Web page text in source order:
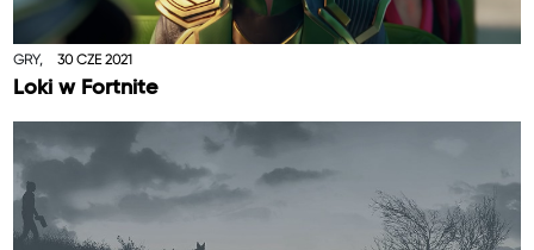
GRY, 30 CZE 2021
Loki w Fortnite